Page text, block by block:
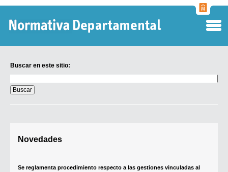
Buscar en este sitio:
en
este
sitio:
Novedades
Se reglamenta procedimiento respecto a las gestiones vinculadas al